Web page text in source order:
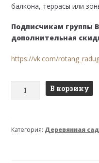
балкона, террасы или
Подписчикам группы
дополнительная
https://vk.com/
Количество
ОПУС
В корзину
Категория: Деревянная